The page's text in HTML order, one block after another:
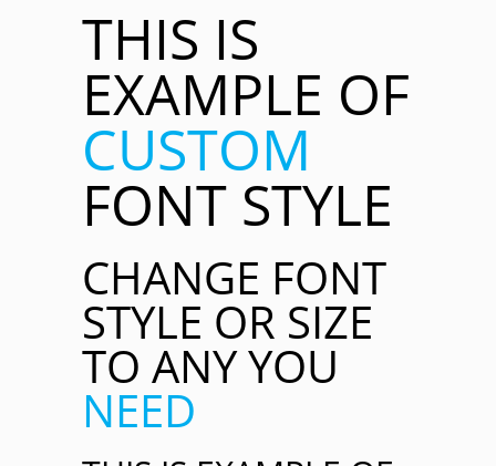
THIS IS
EXAMPLE OF
CUSTOM
FONT STYLE
CHANGE FONT
STYLE OR SIZE
TO ANY YOU
NEED